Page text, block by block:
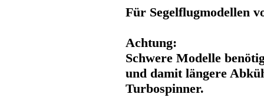
Für Segelflugmodellen
Achtung:
Schwere Modelle
und damit längere
Turbospinner.